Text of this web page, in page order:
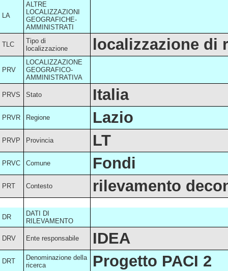
LA
ALTRE
LOCALIZZAZIONI
GEOGRAFICHE-
AMMINISTRATI
TLC
Tipo di
localizzazione
localizzazione di
PRV
LOCALIZZAZIONE
GEOGRAFICO-
AMMINISTRATIVA
PRVS Stato Italia
PRVR Regione Lazio
PRVP Provincia LT
PRVC Comune Fondi
PRT Contesto rilevamento
DR
DATI DI
RILEVAMENTO
DRV Ente responsabile IDEA
DRT
Denominazione della
ricerca
Progetto PACI 2